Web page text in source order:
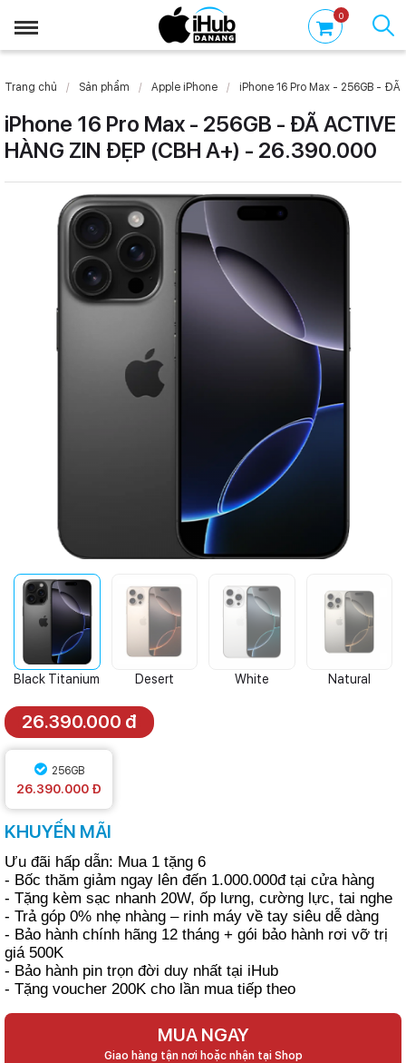
0
Trang chủ Sản phẩm Apple iPhone iPhone 16 Pro Max - 256GB - ĐÃ
iPhone 16 Pro Max - 256GB - ĐÃ ACTIVE
HÀNG ZIN ĐẸP (CBH A+) - 26.390.000
Black Titanium
Desert
White
Natural
26.390.000 đ
256GB
26.390.000 Đ
KHUYẾN MÃI
Ưu đãi hấp dẫn: Mua 1 tặng 6
- Bốc thăm giảm ngay lên đến 1.000.000đ tại cửa hàng
- Tặng kèm sạc nhanh 20W, ốp lưng, cường lực, tai nghe
- Trả góp 0% nhẹ nhàng – rinh máy về tay siêu dễ dàng
- Bảo hành chính hãng 12 tháng + gói bảo hành rơi vỡ trị
giá 500K
- Bảo hành pin trọn đời duy nhất tại iHub
- Tặng voucher 200K cho lần mua tiếp theo
MUA NGAY
Giao hàng tận nơi hoặc nhận tại Shop